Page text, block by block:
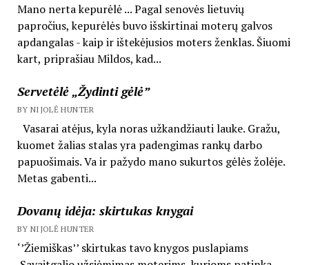
Mano nerta kepurėlė ... Pagal senovės lietuvių
papročius, kepurėlės buvo išskirtinai moterų galvos
apdangalas - kaip ir ištekėjusios moters ženklas. Šiuomi
kart, priprašiau Mildos, kad...
Servetėlė „Žydinti gėlė”
BY NIJOLĖ HUNTER
Vasarai atėjus, kyla noras užkandžiauti lauke. Gražu,
kuomet žalias stalas yra padengimas rankų darbo
papuošimais. Va ir pažydo mano sukurtos gėlės žolėje.
Metas gabenti...
Dovanų idėja: skirtukas knygai
BY NIJOLĖ HUNTER
‘’Žiemiškas’’ skirtukas tavo knygos puslapiams